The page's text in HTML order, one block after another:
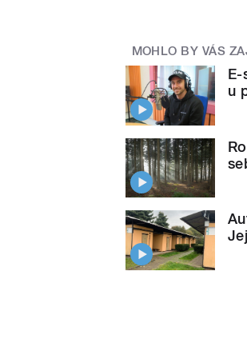
MOHLO BY VÁS
u